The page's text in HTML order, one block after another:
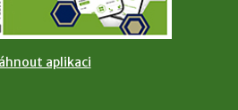
aplikaci